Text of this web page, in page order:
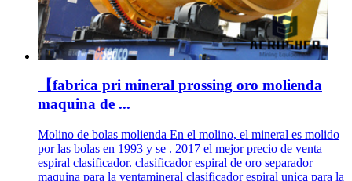
【fabrica pri mineral prossing oro molienda
maquina de ...
Molino de bolas molienda En el molino, el mineral es molido
por las bolas en 1993 y se . 2017 el mejor precio de venta
espiral clasificador. clasificador espiral de oro separador
maquina para la ventamineral clasificador espiral unica para la